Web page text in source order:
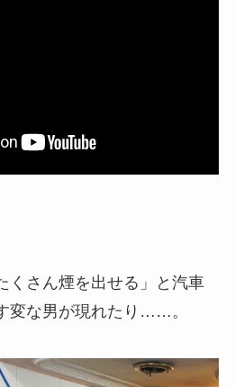
くさん煙を出せる」と汽車
変な男が現れたり……。